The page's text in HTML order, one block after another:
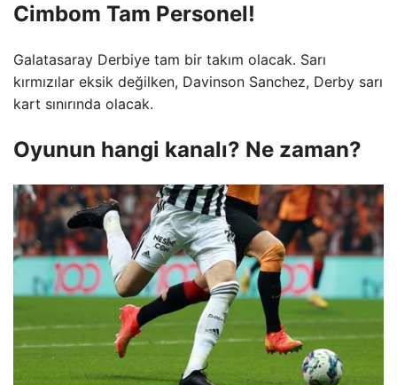
Cimbom Tam Personel!
Galatasaray Derbiye tam bir takım olacak. Sarı
kırmızılar eksik değilken, Davinson Sanchez, Derby sarı
kart sınırında olacak.
Oyunun hangi kanalı? Ne zaman?